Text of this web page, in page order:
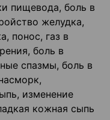
пищевода, боль в
желудка,
понос, газ в
боль в
спазмы, боль в
изменение
кожная сыпь